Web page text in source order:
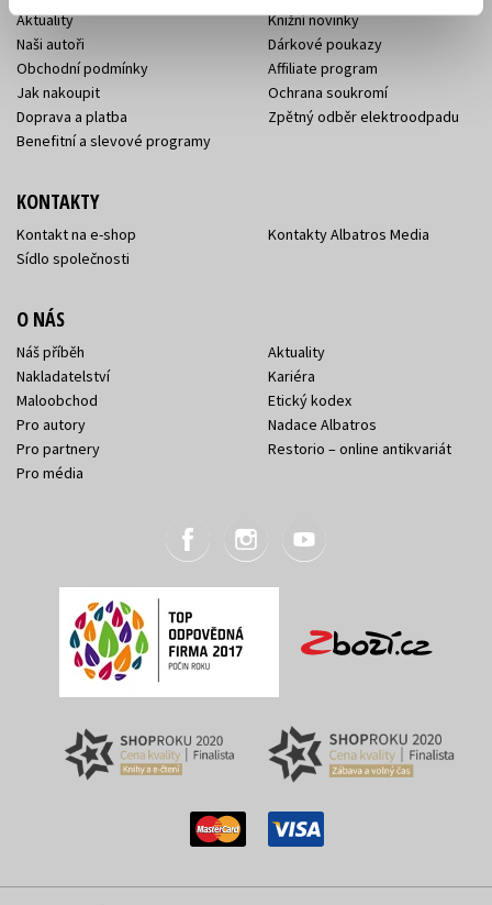
Aktuality
Naši autoři
Obchodní podmínky
Jak nakoupit
Doprava a platba
Benefitní a slevové programy
Knižní novinky
Dárkové poukazy
Affiliate program
Ochrana soukromí
Zpětný odběr elektroodpadu
KONTAKTY
Kontakt na e-shop
Sídlo společnosti
Kontakty Albatros Media
O NÁS
Náš příběh
Nakladatelství
Maloobchod
Pro autory
Pro partnery
Pro média
Aktuality
Kariéra
Etický kodex
Nadace Albatros
Restorio – online antikvariát